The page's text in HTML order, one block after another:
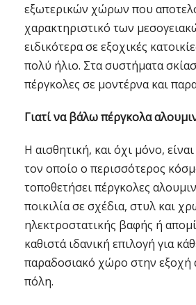
εξωτερικών χώρων που
χαρακτηριστικό των
ειδικότερα σε εξοχικές
πολύ ήλιο. Στα συστήματα
πέργκολες σε μοντέρνα και
Γιατί να βάλω πέργκολα
Η αισθητική, και όχι μόνο,
τον οποίο ο περισσότερος
τοποθετήσει πέργκολες
ποικιλία σε σχέδια, στυλ και
ηλεκτροστατικής βαφής ή
καθιστά ιδανική επιλογή για
παραδοσιακό χώρο στην εξοχή
πόλη.